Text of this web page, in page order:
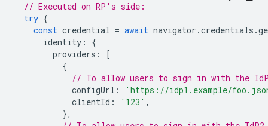
// Executed on RP's side:
try {
const credential = await navigator .credentials .
identity :
{
providers :
[
{
// To allow users to sign in with the
configUrl :
'https://idp1.example/
clientId : '123' ,
},